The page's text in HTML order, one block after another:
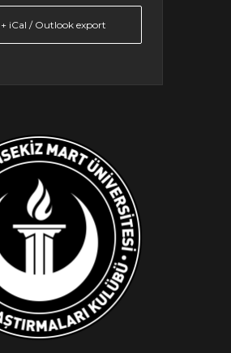
+ iCal / Outlook export